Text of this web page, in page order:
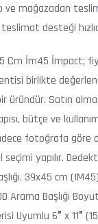
ve mağazadan
desteği
Cm İm45 İmpact;
birlikte
üründür. Satın
bütçe ve
fotoğrafa göre
yapılır.
39x45 cm
Arama Başlığı
Uyumlu 6″ x 11″